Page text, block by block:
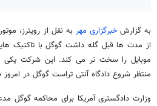
به گزارشخبرگزاری مهر به نقل از رویترز،
از مدت ها قبل گله داشت گوگل با تاکتیک
موبایل را سخت تر می کند. این شرکت یکی
منتظر شروع دادگاه آنتی تراست گوگل در
وزارت دادگستری آمریکا برای محاکمه